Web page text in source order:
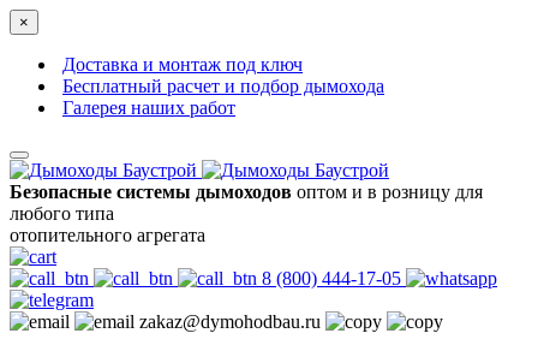
×
Доставка и монтаж под ключ
Бесплатный расчет и подбор дымохода
Галерея наших работ
Безопасные системы дымоходов оптом и в розницу для
любого типа
отопительного агрегата
8 (800) 444-17-05
zakaz@dymohodbau.ru